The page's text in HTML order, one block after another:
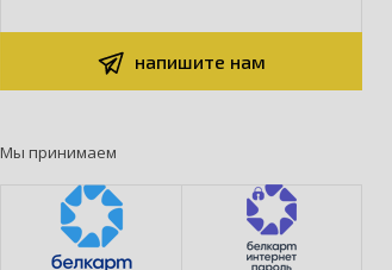
напишите нам
Мы принимаем